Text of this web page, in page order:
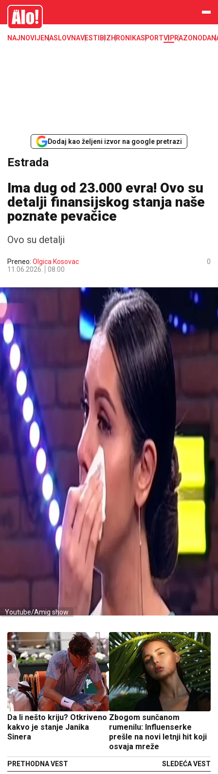
Estrada, poznati, VIP
Alo
NAJNOVIJENASLOVNAVESTI BIZHRONIKASPORTVIPRAZONODA
Dodaj kao željeni izvor na google pretrazi
Estrada
Ima dug od 23.000 evra! Ovo su
detalji finansijskog stanja naše
poznate pevačice
Ovo su detalji
Preneo: Olgica Kosovac
11.06.2026.
08:00
0
Youtube/Amig show
Da li nešto kriju? Otkriveno
kakvo je stanje Janika
Sinera
PRETHODNA VEST
Zbogom sunčanom
rumenilu: Influenserke
prešle na novi letnji hit koji
osvaja mreže
SLEDEĆA VEST